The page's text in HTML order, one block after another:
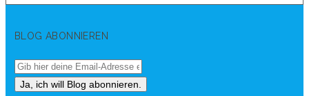
BLOG ABONNIEREN